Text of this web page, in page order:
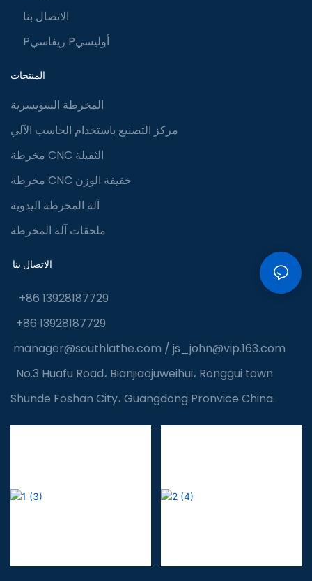
الاتصال بنا
Pريفاسي Pأوليسي
المنتجات
المخرطة السويسرية
مركز التصنيع باستخدام الحاسب الآلي
مخرطة CNC الثقيلة
مخرطة CNC خفيفة الوزن
آلة المخرطة اليدوية
ملحقات آلة المخرطة
الاتصال بنا
+86 13928187729
+86 13928187729
manager@southlathe.com / js_john@vip.163.com
No.3 Huafu Road، Bianjiaojuweihui، Ronggui town
Shunde Foshan City، Guangdong Pronvice China.